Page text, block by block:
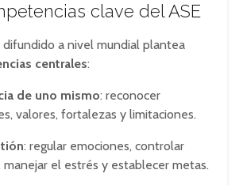
clave del ASE
difundido a nivel mundial plantea
centrales:
de uno mismo: reconocer
valores, fortalezas y limitaciones.
: regular emociones, controlar
manejar el estrés y establecer metas.